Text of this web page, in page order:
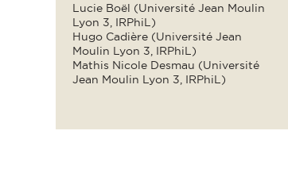
Lucie Boël (Université Jean Moulin
Lyon 3, IRPhiL)
Hugo Cadière (Université Jean
Moulin Lyon 3, IRPhiL)
Mathis Nicole Desmau (Université
Jean Moulin Lyon 3, IRPhiL)